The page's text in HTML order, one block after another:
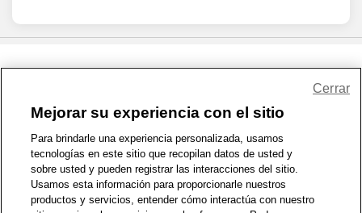
1-800-679-9691 | Contáctenos | Términos de Uso | Accesibilidad
Política de Privacidad | WA Privacy Policy | Mapa del sitio
Zona de Bienestar | © 1999 - 2026 CVS.com
Mejorar su experiencia con el sitio
Para brindarle una experiencia personalizada, usamos
tecnologías en este sitio que recopilan datos de usted y
sobre usted y pueden registrar las interacciones del sitio.
Usamos esta información para proporcionarle nuestros
productos y servicios, entender cómo interactúa con nuestro
Cerrar